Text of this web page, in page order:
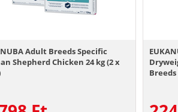
Adult Breeds Specific
Shepherd Chicken 24 kg (2 x
Breeds